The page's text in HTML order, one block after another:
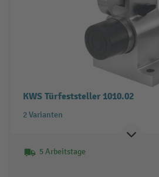
KWS Türfeststeller 1010.02
2 Varianten
5 Arbeitstage